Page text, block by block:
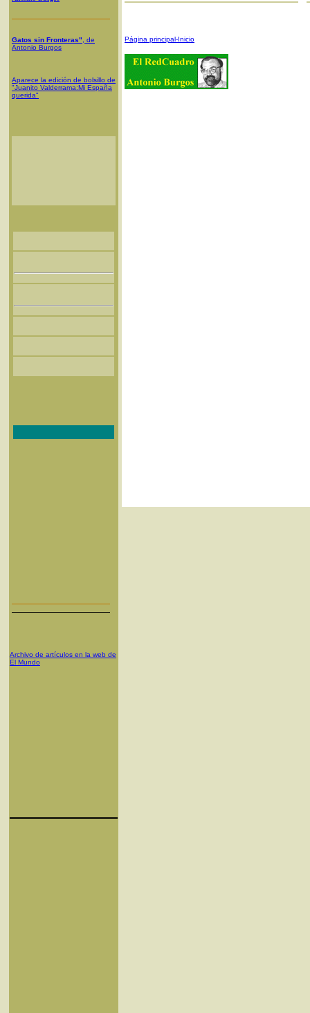
Gatos sin Fronteras" , de
Antonio Burgos
Aparece la edición de bolsillo de
"Juanito Valderrama:Mi España
querida"
Archivo de artículos en la web de
El Mundo
Página principal-Inicio